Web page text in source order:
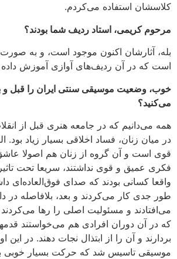
کلاسشان استفاده مى‌کردم.
مرحوم کریمى، استاد ردیف شما بودند؟
بله، آثارشان اکنون موجود است، و به
است که در آن ردیف‌هاى آوازى آموزش‏
خوب، وضعیت موسیقى سنتى ایران را قبل و
مى‌کنید؟
همه مى‌دانیم که در جامعه‌ هنرى قبل از
در میان زنان، فساد اخلاقى بسیار زیاد بود.
قوى است و آن گروه از زنان هم اصولا
فکرى عمیق و قوى نداشتند، سریعا تحت
واقعا کسانى بودند که صداى فوق‌العاده‌اى
طور جدى کار مى‌کردند و بعد، بلافاصله در
مى‌افتادند و مسئولیت اصلى را رها مى‌کردند
که در آن دوران افرادى هم مى‌خواستند
بردارند و آن را از ابتذال نجات دهند. در
موسیقى تاسیس‏ شد که حرکت بسیار خوبى